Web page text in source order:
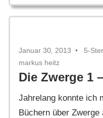
Januar 30, 2013 5-
markus heitz
Die Zwerge 1
Jahrelang konnte ich
Büchern über